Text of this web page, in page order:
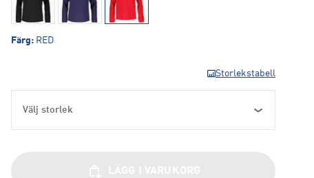
Färg: RED
Storlekstabell
Välj storlek